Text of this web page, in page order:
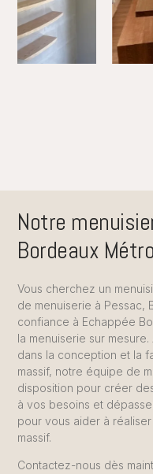
Notre
Bordeaux
Vous cherchez un
de menuiserie à Pessac,
confiance à Echappée
la menuiserie sur
dans la conception et la
massif, notre équipe de
disposition pour créer
à vos besoins et
pour vous aider à
massif.
Contactez-nous dès